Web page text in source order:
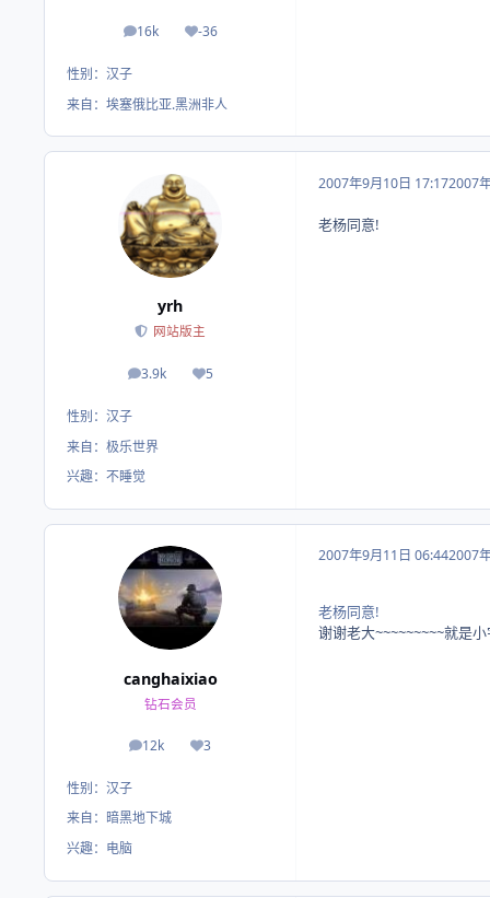
16k
帖子 -36
荣誉积分
性别： 汉子
来自： 埃塞俄比亚.黑洲非人
yrh
网站版主
3.9k
帖子 5
荣誉积分
性别： 汉子
来自： 极乐世界
兴趣： 不睡觉
2007年9月10日 17:172007
老杨同意!
canghaixiao
钻石会员
12k
帖子 3
荣誉积分
性别： 汉子
来自： 暗黑地下城
兴趣： 电脑
2007年9月11日 06:442007
老杨同意!
谢谢老大~~~~~~~~~就是